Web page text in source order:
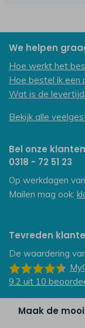
We helpen
Hoe werkt het
Hoe bestel ik een
Wat is de
Bekijk alle
Bel onze
0318 - 72 51 23
Op werkdagen
Mailen mag ook:
Tevreden
De waardering
9.2 uit 10
Maak de